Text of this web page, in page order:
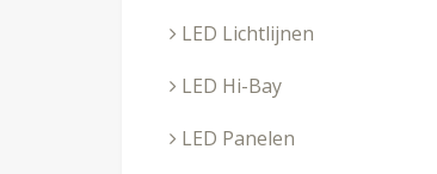
LED Lichtlijnen
LED Hi-Bay
LED Panelen